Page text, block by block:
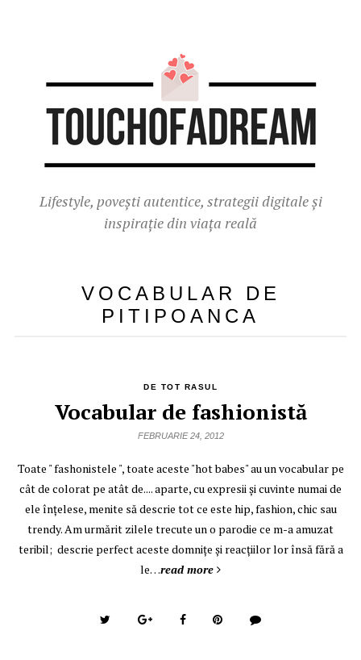
Lifestyle, povești autentice, strategii digitale și
inspirație din viața reală
VOCABULAR DE
PITIPOANCA
DE TOT RASUL
Vocabular de fashionistă
FEBRUARIE 24, 2012
Toate " fashonistele ", toate aceste "hot babes" au un vocabular pe
cât de colorat pe atât de.... aparte, cu expresii şi cuvinte numai de
ele înţelese, menite să descrie tot ce este hip, fashion, chic sau
trendy. Am urmărit zilele trecute un o parodie ce m-a amuzat
teribil; descrie perfect aceste domniţe şi reacţiilor lor însă fără a
le…read more